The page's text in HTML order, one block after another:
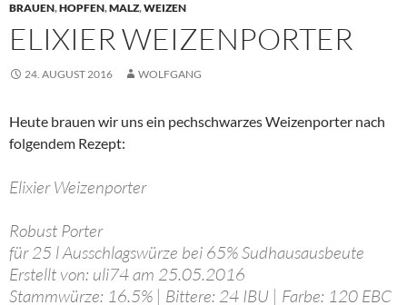
BRAUEN,HOPFEN,MALZ,WEIZEN
ELIXIER WEIZENPORTER
24. AUGUST 2016 WOLFGANG
Heute brauen wir uns ein pechschwarzes Weizenporter nach
folgendem Rezept:
Elixier Weizenporter
Robust Porter
für 25 l Ausschlagswürze bei 65% Sudhausausbeute
Erstellt von: uli74 am 25.05.2016
Stammwürze: 16.5% | Bittere: 24 IBU | Farbe: 120 EBC